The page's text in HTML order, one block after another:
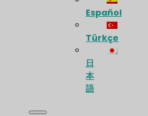
Español
Türkçe
日
本
語